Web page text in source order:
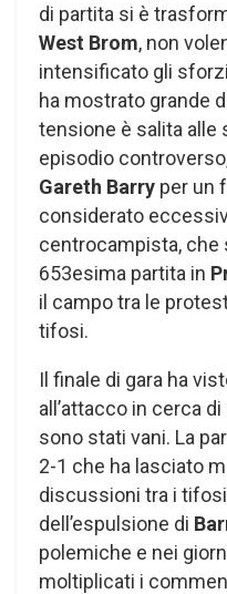
di partita si è
West Brom, non
intensificato gli
ha mostrato grande
tensione è salita alle
episodio
Gareth Barry per un
considerato
centrocampista, che
653esima partita in
il campo tra le
tifosi.
Il finale di gara ha
all’attacco in cerca
sono stati vani. La
2-1 che ha lasciato
discussioni tra i
dell’espulsione di
polemiche e nei
moltiplicati i